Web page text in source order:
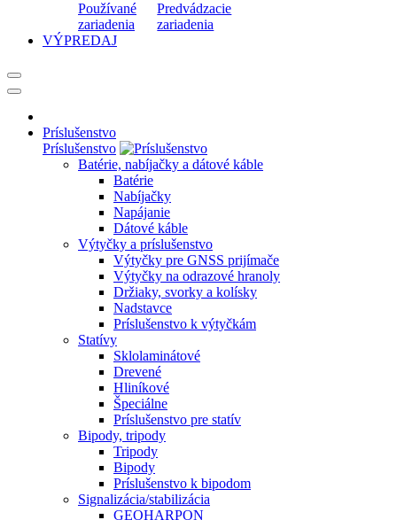
Používané
zariadenia
Predvádzacie
zariadenia
VÝPREDAJ
Príslušenstvo
Príslušenstvo
Batérie, nabíjačky a dátové káble
Batérie
Nabíjačky
Napájanie
Dátové káble
Výtyčky a príslušenstvo
Výtyčky pre GNSS prijímače
Výtyčky na odrazové hranoly
Držiaky, svorky a kolísky
Nadstavce
Príslušenstvo k výtyčkám
Statívy
Sklolaminátové
Drevené
Hliníkové
Špeciálne
Príslušenstvo pre statív
Bipody, tripody
Tripody
Bipody
Príslušenstvo k bipodom
Signalizácia/stabilizácia
GEOHARPON